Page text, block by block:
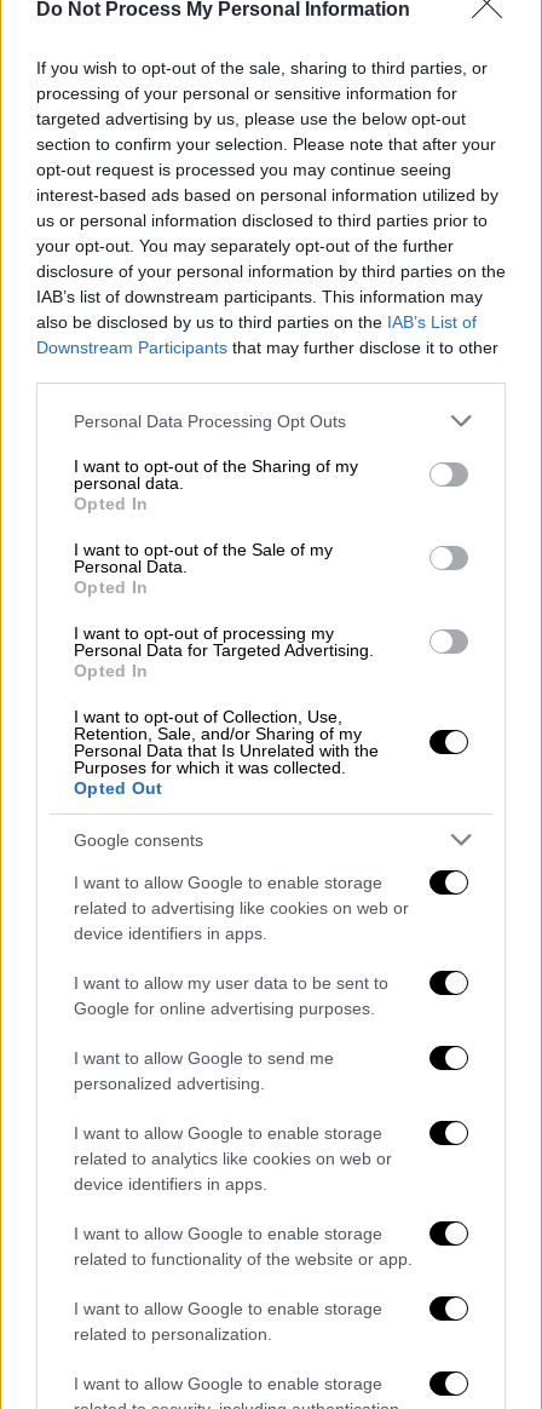
Do Not Process My Personal Information
If you wish to opt-out of the sale, sharing to third parties, or
processing of your personal or sensitive information for
targeted advertising by us, please use the below opt-out
section to confirm your selection. Please note that after your
opt-out request is processed you may continue seeing
interest-based ads based on personal information utilized by
us or personal information disclosed to third parties prior to
your opt-out. You may separately opt-out of the further
disclosure of your personal information by third parties on the
IAB’s list of downstream participants. This information may
also be disclosed by us to third parties on the IAB’s List of
Downstream Participants that may further disclose it to other
Please note that this website/app uses one or more Google
not limited to your visit or usage behaviour. You may click to
grant or deny consent to Google and its third-party tags to
use your data for below specified purposes in below Google
consent section.
Personal Data Processing Opt Outs
I want to opt-out of the Sharing of my
personal data.
Opted In
I want to opt-out of the Sale of my
Personal Data.
Opted In
I want to opt-out of processing my
Personal Data for Targeted Advertising.
Opted In
I want to opt-out of Collection, Use,
Retention, Sale, and/or Sharing of my
Personal Data that Is Unrelated with the
Purposes for which it was collected.
Opted Out
Google consents
I want to allow Google to enable storage
related to advertising like cookies on web or
device identifiers in apps.
I want to allow my user data to be sent to
Google for online advertising purposes.
I want to allow Google to send me
personalized advertising.
I want to allow Google to enable storage
related to analytics like cookies on web or
device identifiers in apps.
I want to allow Google to enable storage
related to functionality of the website or app.
I want to allow Google to enable storage
related to personalization.
I want to allow Google to enable storage
και για την Τουρκία. Έχουμε καλή ομάδα και
θα είναι δύσκολο παιχνίδι. Η Ελλάδα έχει
πολύ έμπειρους παίκτες, όχι μόνο τον
Γιάννη. Ο Σλούκας, ο Παπανικολάου, ο
Μήτογλου, ο Ντόρσεϊ. Είναι πολύ καλοί.
Έχουν πολύ εμπειρία. Σίγουρα θα είναι πολύ
δύσκολο παιχνίδι, ίσως ένα από τα καλύτερα
ματς στο τουρνουά μετά τον αγώνα με την
Σερβία».
Για τον Βασίλη Σπανούλη: «Ο Σπανούλης είναι
καλός προπονητής. Το έδειξε στην Ελλάδα
στη Μονακό. Είναι έξυπνος. Όταν ο
Σπανούλης έπαιζε μπάσκετ ήταν ο πιο
έξυπνος παίκτης στην Ευρώπη. Το μπάσκετ
δεν είναι περίπλοκο άθλημα. Έχει βρει
χημεία με έμπειρους παίκτες. Παίζουν πολύ
καλά. Έχει έναν από τους μεγαλύτερους
χρησιμοποιεί πολύ καλά. Η Ελλάδα είναι
πολύ καλή ομάδα. Ο Σπανούλης έκανε
τρομερή δουλειά».
Για τον Τζέντι Όσμαν: «Ο Τζέντι δεν είναι
καλά. Δεν είναι καλά. Ο τραυματισμός είναι
πολύ σοβαρός. Το μόνο θετικό για εμάς είναι
ότι δεν υπάρχει κάταγμα κοπώσεως στο
πόδι του. Δεν είναι ο αστράγαλος, είναι το
πόδι του. Έχει χτυπήσει στο πόδι του. Οι
ιατροί θα προσπαθήσουν να τον
θεραπεύσουν. Είμαι σίγουρος ότι δεν θα
είναι στο 100%. Αύριο δεν θα μπορέσει να
προπονηθεί. Θα δούμε την κατάστασή του
την μέρα του αγώνα. Είναι πολύ σημαντικός
δικαιολογίες για εμάς. Πρέπει να βρούμε
λύσεις ακόμα και αν δεν παίξει».
Σε σχετική ερώτηση για το Final 4 της
Αθήνας απάντησε: «Έστειλα τα συγχαρητήριά
Παναθηναϊκό γιατί έκαναν μια πολύ καλή
δουλειά. Συγχαρητήρια και στην Ευρωλίγκα,
είναι έξυπνοι. Αν το παιχνίδι είναι σόου, το